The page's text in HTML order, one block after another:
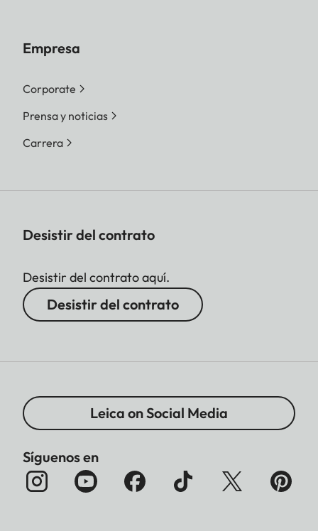
Empresa
Corporate
Prensa y noticias
Carrera
Desistir del contrato
Desistir del contrato aquí.
Desistir del contrato
Leica on Social Media
Síguenos en